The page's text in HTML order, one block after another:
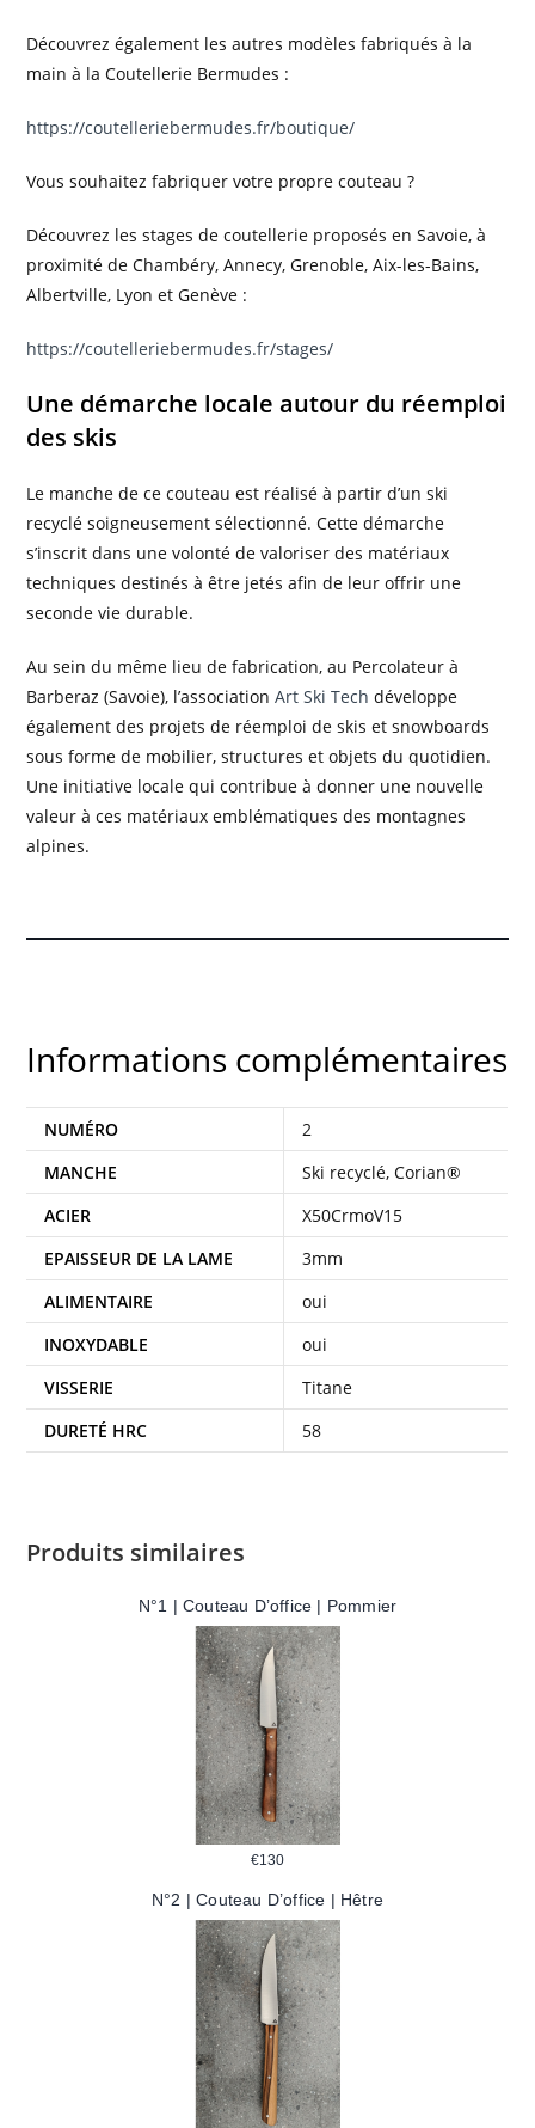
Découvrez également les autres modèles fabriqués à la
main à la Coutellerie Bermudes :
https://coutelleriebermudes.fr/boutique/
Vous souhaitez fabriquer votre propre couteau ?
Découvrez les stages de coutellerie proposés en Savoie, à
proximité de Chambéry, Annecy, Grenoble, Aix-les-Bains,
Albertville, Lyon et Genève :
https://coutelleriebermudes.fr/stages/
Une démarche locale autour du réemploi
des skis
Le manche de ce couteau est réalisé à partir d’un ski
recyclé soigneusement sélectionné. Cette démarche
s’inscrit dans une volonté de valoriser des matériaux
techniques destinés à être jetés afin de leur offrir une
seconde vie durable.
Au sein du même lieu de fabrication, au Percolateur à
Barberaz (Savoie), l’associationArt Ski Tech développe
également des projets de réemploi de skis et snowboards
sous forme de mobilier, structures et objets du quotidien.
Une initiative locale qui contribue à donner une nouvelle
valeur à ces matériaux emblématiques des montagnes
alpines.
Informations complémentaires
NUMÉRO
2
MANCHE
Ski recyclé, Corian®
ACIER
X50CrmoV15
EPAISSEUR DE LA LAME
3mm
ALIMENTAIRE
oui
INOXYDABLE
oui
VISSERIE
Titane
DURETÉ HRC
58
Produits similaires
N°1 | Couteau D’office | Pommier
€130
N°2 | Couteau D’office | Hêtre